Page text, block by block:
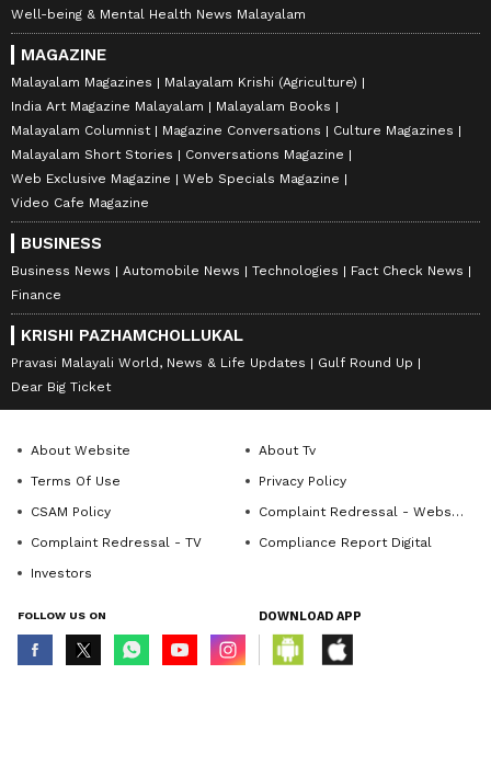
Well-being & Mental Health News Malayalam
MAGAZINE
Malayalam Magazines
Malayalam Krishi (Agriculture)
India Art Magazine Malayalam
Malayalam Books
Malayalam Columnist
Magazine Conversations
Culture Magazines
Malayalam Short Stories
Conversations Magazine
Web Exclusive Magazine
Web Specials Magazine
Video Cafe Magazine
BUSINESS
Business News Automobile News Technologies
Fact Check News
Finance
KRISHI PAZHAMCHOLLUKAL
Pravasi Malayali World, News & Life Updates
Gulf Round Up
Dear Big Ticket
About Website
About Tv
Terms Of Use
Privacy Policy
CSAM Policy
Complaint Redressal - Website
Complaint Redressal - TV
Compliance Report Digital
Investors
FOLLOW US ON DOWNLOAD APP